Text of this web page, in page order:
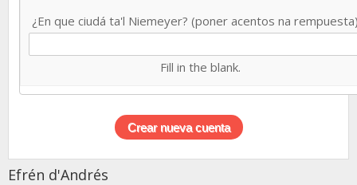
¿En que ciudá ta'l Niemeyer? (poner acentos na
Fill in the blank.
Efrén d'Andrés